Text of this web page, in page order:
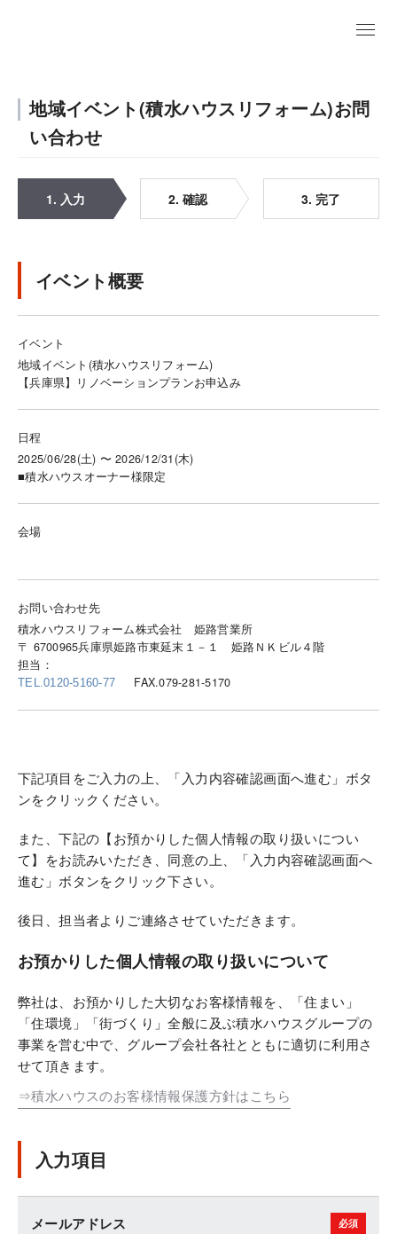
地域イベント(積水ハウスリフォーム)お問
い合わせ
1. 入力 2. 確認 3. 完了
イベント概要
イベント
地域イベント(積水ハウスリフォーム)
【兵庫県】リノベーションプランお申込み
日程
2025/06/28(土) 〜 2026/12/31(木)
■積水ハウスオーナー様限定
会場
お問い合わせ先
積水ハウスリフォーム株式会社 姫路営業所
〒 6700965兵庫県姫路市東延末１－１ 姫路ＮＫビル４階
担当：
TEL.0120-5160-77 FAX.079-281-5170
下記項目をご入力の上、「入力内容確認画面へ進む」ボタ
ンをクリックください。
また、下記の【お預かりした個人情報の取り扱いについ
て】をお読みいただき、同意の上、「入力内容確認画面へ
進む」ボタンをクリック下さい。
後日、担当者よりご連絡させていただきます。
お預かりした個人情報の取り扱いについて
弊社は、お預かりした大切なお客様情報を、「住まい」
「住環境」「街づくり」全般に及ぶ積水ハウスグループの
事業を営む中で、グループ会社各社とともに適切に利用さ
せて頂きます。
⇒積水ハウスのお客様情報保護方針はこちら
入力項目
メールアドレス